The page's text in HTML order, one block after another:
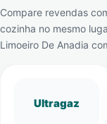
Compare revendas
cozinha no mesmo
Limoeiro De Anadia
Ultragaz